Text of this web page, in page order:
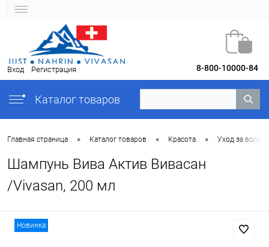
Вход Регистрация 8-800-10000-84
Каталог товаров
Главная страница • Каталог товаров • Красота • Уход за
Шампунь Вива Актив Вивасан
/Vivasan, 200 мл
Новинка